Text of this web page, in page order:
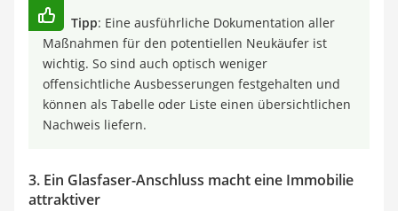
Tipp: Eine ausführliche Dokumentation aller
Maßnahmen für den potentiellen Neukäufer ist
wichtig. So sind auch optisch weniger
offensichtliche Ausbesserungen festgehalten und
können als Tabelle oder Liste einen übersichtlichen
Nachweis liefern.
3. Ein Glasfaser-Anschluss macht eine Immobilie
attraktiver